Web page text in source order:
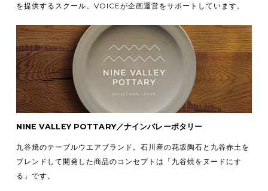
を提供するスクール。VOICEが企画運営をサポートしています。
NINE VALLEY POTTARY／ナインバレーポタリー
九谷焼のテーブルウエアブランド。石川産の花坂陶石と九谷赤土を
ブレンドして開発した商品のコンセプトは「九谷焼をヌードにす
る」です。